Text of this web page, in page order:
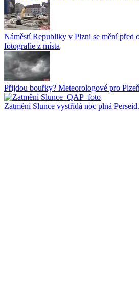
Náměstí Republiky v Plzni se mění před
fotografie z místa
Přijdou bouřky? Meteorologové pro
Zatmění Slunce vystřídá noc plná